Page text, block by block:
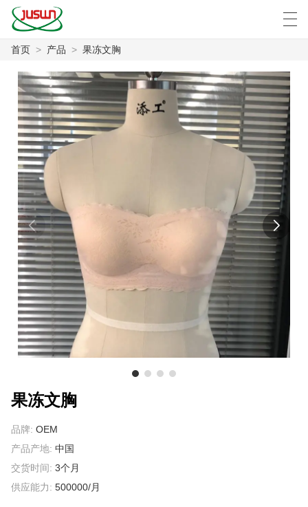
首页
产品
新闻
案例
工厂展示
联系我们
关于我们
中文 Deutsch
首页 > 产品 > 果冻文胸
果冻文胸
品牌: OEM
产品产地: 中国
交货时间: 3个月
供应能力: 500000/月